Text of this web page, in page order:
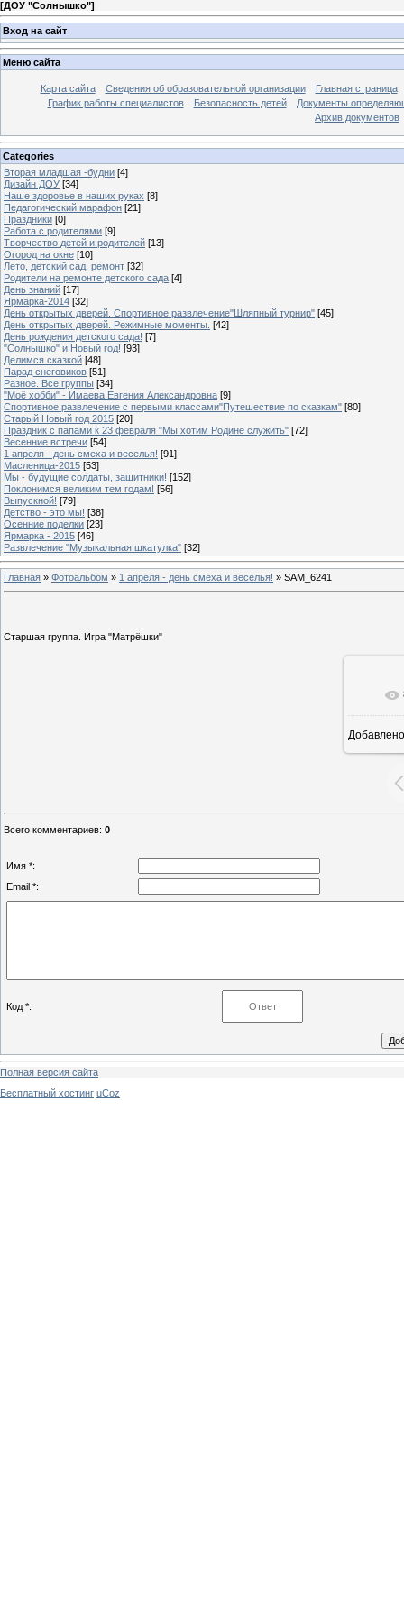
[ДОУ "Солнышко"]
Вход на сайт
Меню сайта
Карта сайта Сведения об образовательной организации
Главная страница
График работы специалистов
Безопасность детей
Документы
Архив документов
Categories
Вторая младшая -будни [4]
Дизайн ДОУ [34]
Наше здоровье в наших руках [8]
Педагогический марафон [21]
Праздники [0]
Работа с родителями [9]
Творчество детей и родителей [13]
Огород на окне [10]
Лето, детский сад, ремонт [32]
Родители на ремонте детского сада [4]
День знаний [17]
Ярмарка-2014 [32]
День открытых дверей. Спортивное развлечение"Шляпный турнир" [45]
День открытых дверей. Режимные моменты. [42]
День рождения детского сада! [7]
"Солнышко" и Новый год! [93]
Делимся сказкой [48]
Парад снеговиков [51]
Разное. Все группы [34]
"Моё хобби" - Имаева Евгения Александровна [9]
Спортивное развлечение с первыми классами"Путешествие по сказкам" [80]
Старый Новый год 2015 [20]
Праздник с папами к 23 февраля "Мы хотим Родине служить" [72]
Весенние встречи [54]
1 апреля - день смеха и веселья! [91]
Масленица-2015 [53]
Мы - будущие солдаты, защитники! [152]
Поклонимся великим тем годам! [56]
Выпускной! [79]
Детство - это мы! [38]
Осенние поделки [23]
Ярмарка - 2015 [46]
Развлечение "Музыкальная шкатулка" [32]
Главная » Фотоальбом » 1 апреля - день смеха и веселья! » SAM_6241
Старшая группа. Игра "Матрёшки"
Добавлено
Всего комментариев: 0
Имя *:
Email *:
Код *:
Полная версия сайта
Бесплатный хостинг uCoz